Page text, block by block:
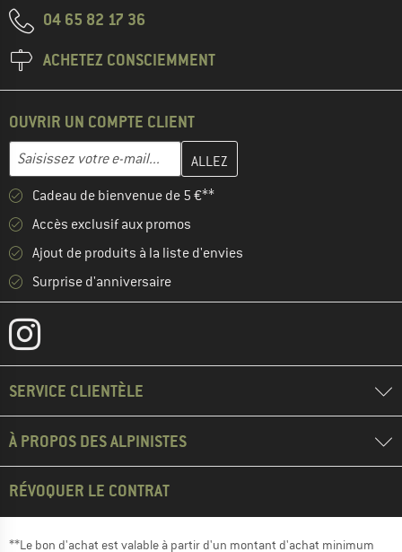
04 65 82 17 36
ACHETEZ CONSCIEMMENT
OUVRIR UN COMPTE CLIENT
Adresse e-mail
Entrez votre adresse e-mail ici et créez votre compte client à la
Cadeau de bienvenue de 5 €**
Accès exclusif aux promos
Ajout de produits à la liste d'envies
Surprise d'anniversaire
SERVICE CLIENTÈLE
À PROPOS DES ALPINISTES
RÉVOQUER LE CONTRAT
**Le bon d'achat est valable à partir d'un montant d'achat minimum